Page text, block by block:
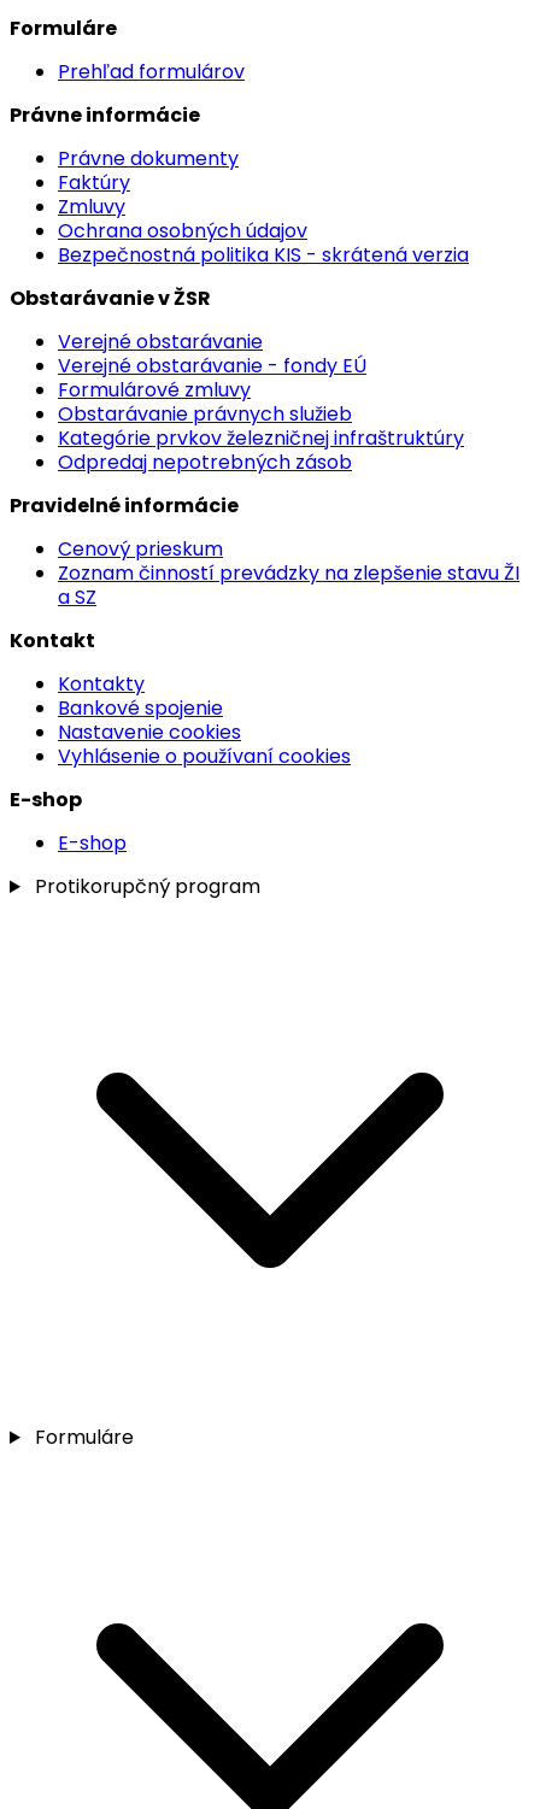
Formuláre
Prehľad formulárov
Právne informácie
Právne dokumenty
Faktúry
Zmluvy
Ochrana osobných údajov
Bezpečnostná politika KIS - skrátená verzia
Obstarávanie v ŽSR
Verejné obstarávanie
Verejné obstarávanie - fondy EÚ
Formulárové zmluvy
Obstarávanie právnych služieb
Kategórie prvkov železničnej infraštruktúry
Odpredaj nepotrebných zásob
Pravidelné informácie
Cenový prieskum
Zoznam činností prevádzky na zlepšenie stavu ŽI
a SZ
Kontakt
Kontakty
Bankové spojenie
Nastavenie cookies
Vyhlásenie o používaní cookies
E-shop
E-shop
Protikorupčný program
Formuláre